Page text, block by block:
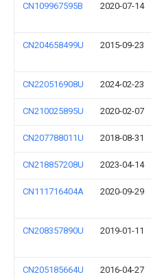
CN109967595B 2020-07-14
CN204658499U 2015-09-23
CN220516908U 2024-02-23
CN210025895U 2020-02-07
CN207788011U 2018-08-31
CN218857208U 2023-04-14
CN111716404A 2020-09-29
CN208357890U 2019-01-11
CN205185664U 2016-04-27